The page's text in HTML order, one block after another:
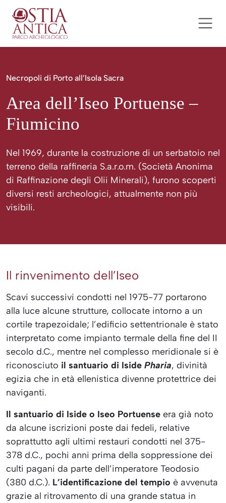
Salta al contenuto
Navigazione principale
Ostia Antica Parco
Necropoli di Porto all’Isola Sacra
Area dell’Iseo Portuense –
Fiumicino
Nel 1969, durante la costruzione di un serbatoio nel
terreno della raffineria S.a.r.o.m. (Società Anonima
di Raffinazione degli Olii Minerali), furono scoperti
diversi resti archeologici, attualmente non più
visibili.
Il rinvenimento dell’Iseo
Scavi successivi condotti nel 1975-77 portarono
alla luce alcune strutture, collocate intorno a un
cortile trapezoidale; l’edificio settentrionale è stato
interpretato come impianto termale della fine del II
secolo d.C., mentre nel complesso meridionale si è
riconosciuto il santuario di Iside Pharia, divinità
egizia che in età ellenistica divenne protettrice dei
naviganti.
Il santuario di Iside o Iseo Portuense era già noto
da alcune iscrizioni poste dai fedeli, relative
soprattutto agli ultimi restauri condotti nel 375-
378 d.C., pochi anni prima della soppressione dei
culti pagani da parte dell’imperatore Teodosio
(380 d.C.). L’identificazione del tempio è avvenuta
grazie al ritrovamento di una grande statua in